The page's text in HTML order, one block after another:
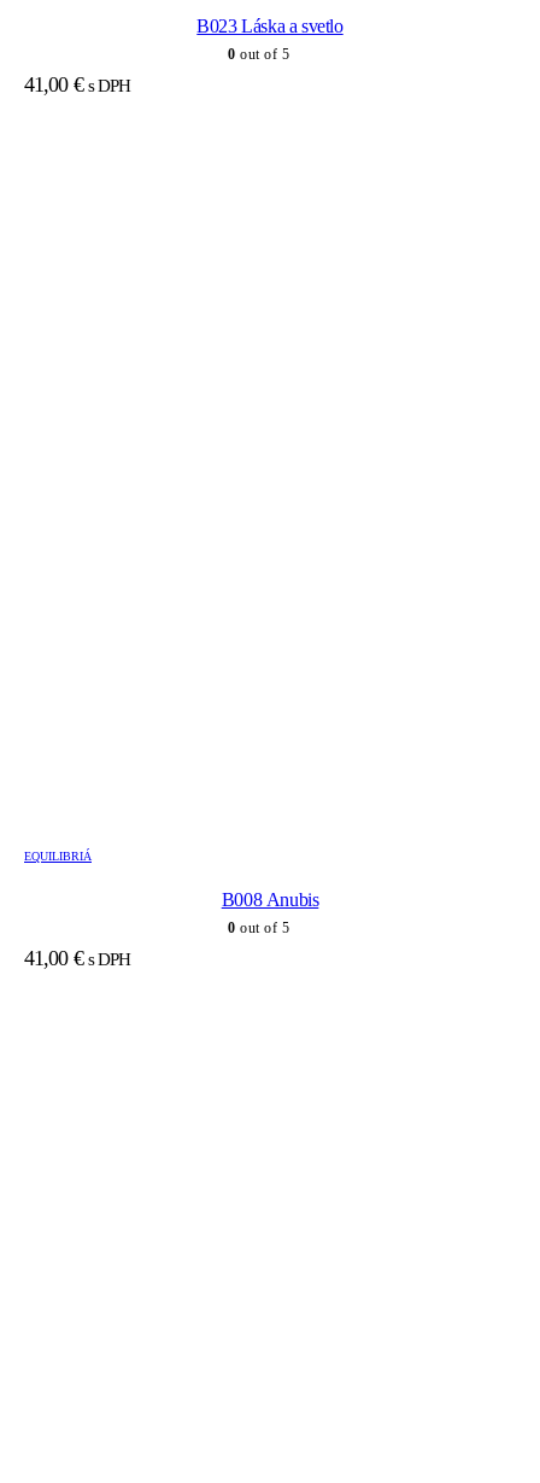
B023 Láska a svetlo
0 out of 5
41,00 € s DPH
EQUILIBRIÁ
B008 Anubis
0 out of 5
41,00 € s DPH